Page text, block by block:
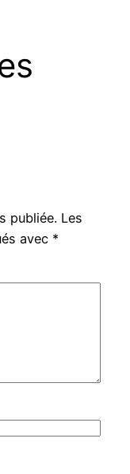
publiée. Les
avec *